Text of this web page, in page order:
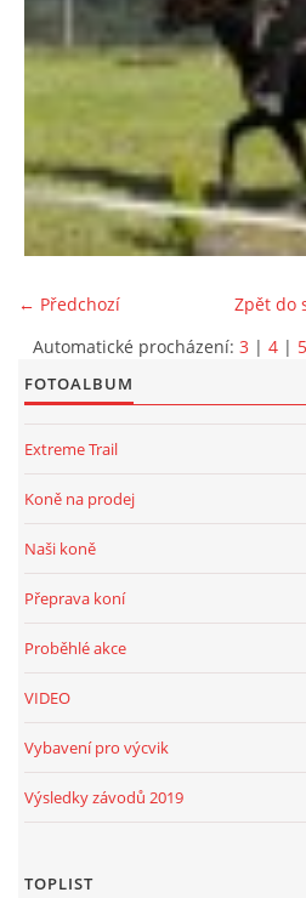
← Předchozí
Zpět do
Automatické procházení: 3 | 4 | 5
FOTOALBUM
Extreme Trail
Koně na prodej
Naši koně
Přeprava koní
Proběhlé akce
VIDEO
Vybavení pro výcvik
Výsledky závodů 2019
TOPLIST